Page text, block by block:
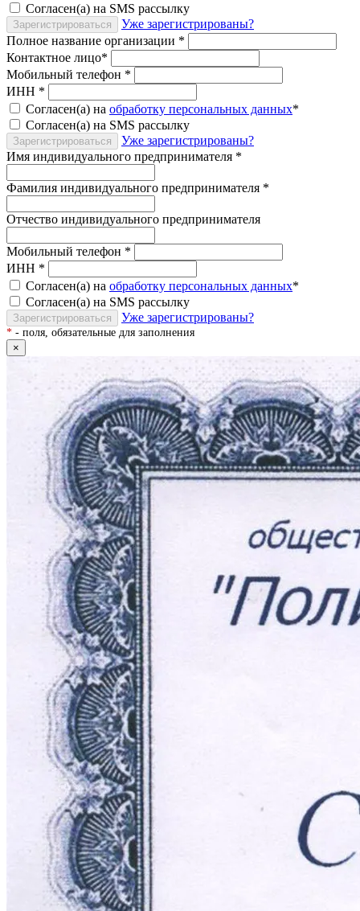
Согласен(а) на SMS рассылку
Зарегистрироваться
Уже зарегистрированы?
Полное название организации *
Контактное лицо*
Мобильный телефон *
ИНН *
Согласен(а) на обработку персональных данных*
Согласен(а) на SMS рассылку
Зарегистрироваться
Уже зарегистрированы?
Имя индивидуального предпринимателя *
Фамилия индивидуального предпринимателя *
Отчество индивидуального предпринимателя
Мобильный телефон *
ИНН *
Согласен(а) на обработку персональных данных*
Согласен(а) на SMS рассылку
Зарегистрироваться Уже зарегистрированы?
* - поля, обязательные для заполнения
×